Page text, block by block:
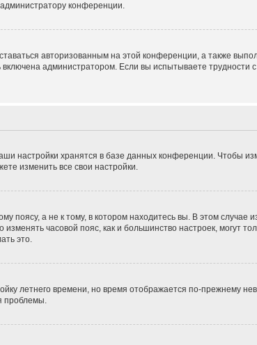
конференции.
авторизованным на этой конференции, а также
администратором. Если вы испытываете трудности
настройки хранятся в базе данных конференции. Чтобы
изменить все свои настройки.
поясу, а не к тому, в котором находитесь вы. В этом случае
часовой пояс, как и большинство настроек, могут
это.
летнего времени, но время отображается по-прежнему
проблемы.